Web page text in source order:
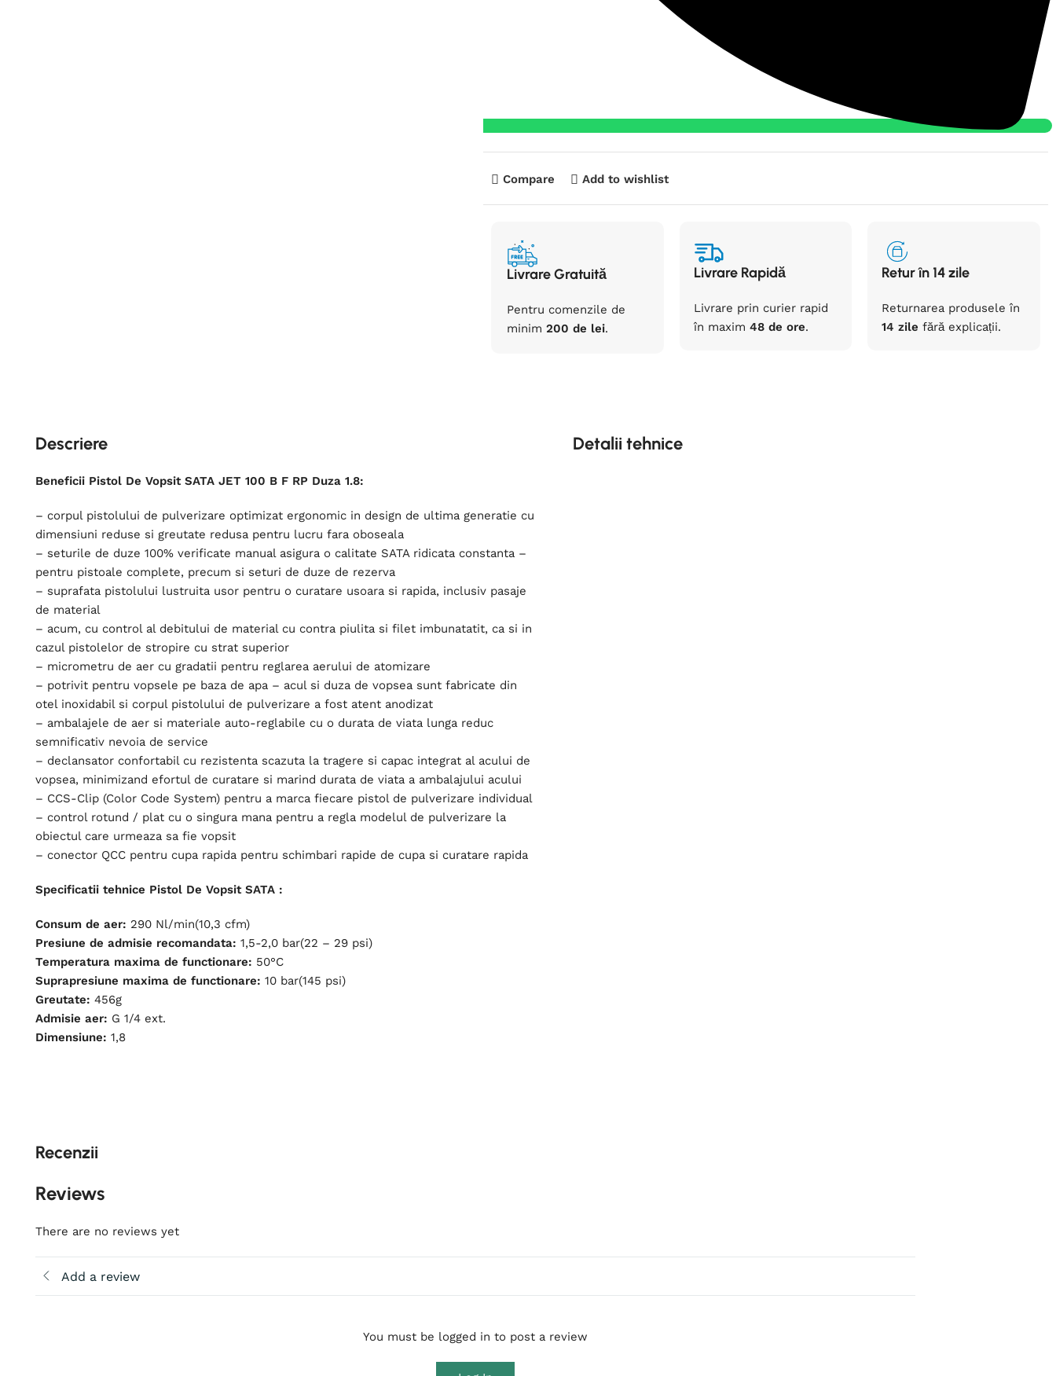
Compare Add to wishlist
Livrare Gratuită
Pentru comenzile de
minim 200 de lei.
Livrare Rapidă
Livrare prin curier rapid
în maxim 48 de ore.
Retur în 14 zile
Returnarea produseleîn
14 zile fără explicații.
Descriere
Beneficii Pistol De Vopsit SATA JET 100 B F RP Duza 1.8:
– corpul pistolului de pulverizare optimizat ergonomic in design de ultima generatie cu
dimensiuni reduse si greutate redusa pentru lucru fara oboseala
– seturile de duze 100% verificate manual asigura o calitate SATA ridicata constanta –
pentru pistoale complete, precum si seturi de duze de rezerva
– suprafata pistolului lustruita usor pentru o curatare usoara si rapida, inclusiv pasaje
de material
– acum, cu control al debitului de material cu contra piulita si filet imbunatatit, ca si in
cazul pistolelor de stropire cu strat superior
– micrometru de aer cu gradatii pentru reglarea aerului de atomizare
– potrivit pentru vopsele pe baza de apa – acul si duza de vopsea sunt fabricate din
otel inoxidabil si corpul pistolului de pulverizare a fost atent anodizat
– ambalajele de aer si materiale auto-reglabile cu o durata de viata lunga reduc
semnificativ nevoia de service
– declansator confortabil cu rezistenta scazuta la tragere si capac integrat al acului de
vopsea, minimizand efortul de curatare si marind durata de viata a ambalajului acului
– CCS-Clip (Color Code System) pentru a marca fiecare pistol de pulverizare individual
– control rotund / plat cu o singura mana pentru a regla modelul de pulverizare la
obiectul care urmeaza sa fie vopsit
– conector QCC pentru cupa rapida pentru schimbari rapide de cupa si curatare rapida
Specificatii tehnice Pistol De Vopsit SATA :
Consum de aer: 290 Nl/min(10,3 cfm)
Presiune de admisie recomandata: 1,5-2,0 bar(22 – 29 psi)
Temperatura maxima de functionare: 50°C
Suprapresiune maxima de functionare: 10 bar(145 psi)
Greutate: 456g
Admisie aer: G 1/4 ext.
Dimensiune: 1,8
Detalii tehnice
Recenzii
Reviews
There are no reviews yet
Add a review
You must be logged in to post a review